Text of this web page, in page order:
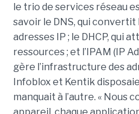
le trio de services réseau
savoir le DNS, qui convertit
adresses IP ; le DHCP, qui
ressources ; et l’IPAM (IP
gère l’infrastructure des
Infoblox et Kentik
manquait à l’autre. « Nous